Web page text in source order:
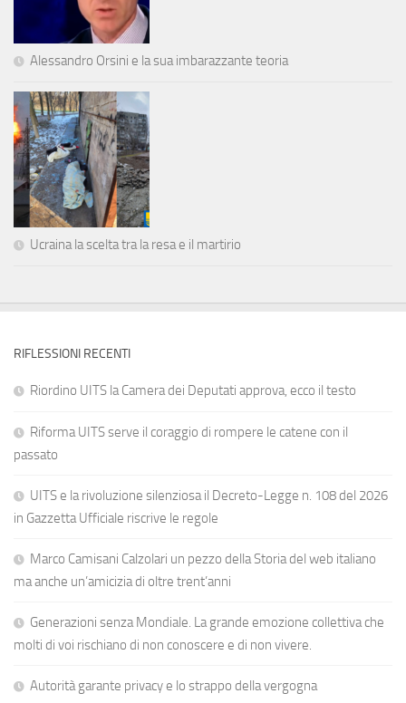
Alessandro Orsini e la sua imbarazzante teoria
Ucraina la scelta tra la resa e il martirio
RIFLESSIONI RECENTI
Riordino UITS la Camera dei Deputati approva, ecco il testo
Riforma UITS serve il coraggio di rompere le catene con il
passato
UITS e la rivoluzione silenziosa il Decreto-Legge n. 108 del 2026
in Gazzetta Ufficiale riscrive le regole
Marco Camisani Calzolari un pezzo della Storia del web italiano
ma anche un’amicizia di oltre trent’anni
Generazioni senza Mondiale. La grande emozione collettiva che
molti di voi rischiano di non conoscere e di non vivere.
Autorità garante privacy e lo strappo della vergogna